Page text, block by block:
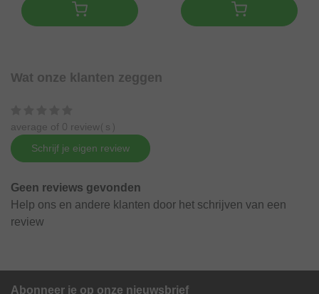
Wat onze klanten zeggen
average of 0 review(s)
Schrijf je eigen review
Geen reviews gevonden
Help ons en andere klanten door het schrijven van een
review